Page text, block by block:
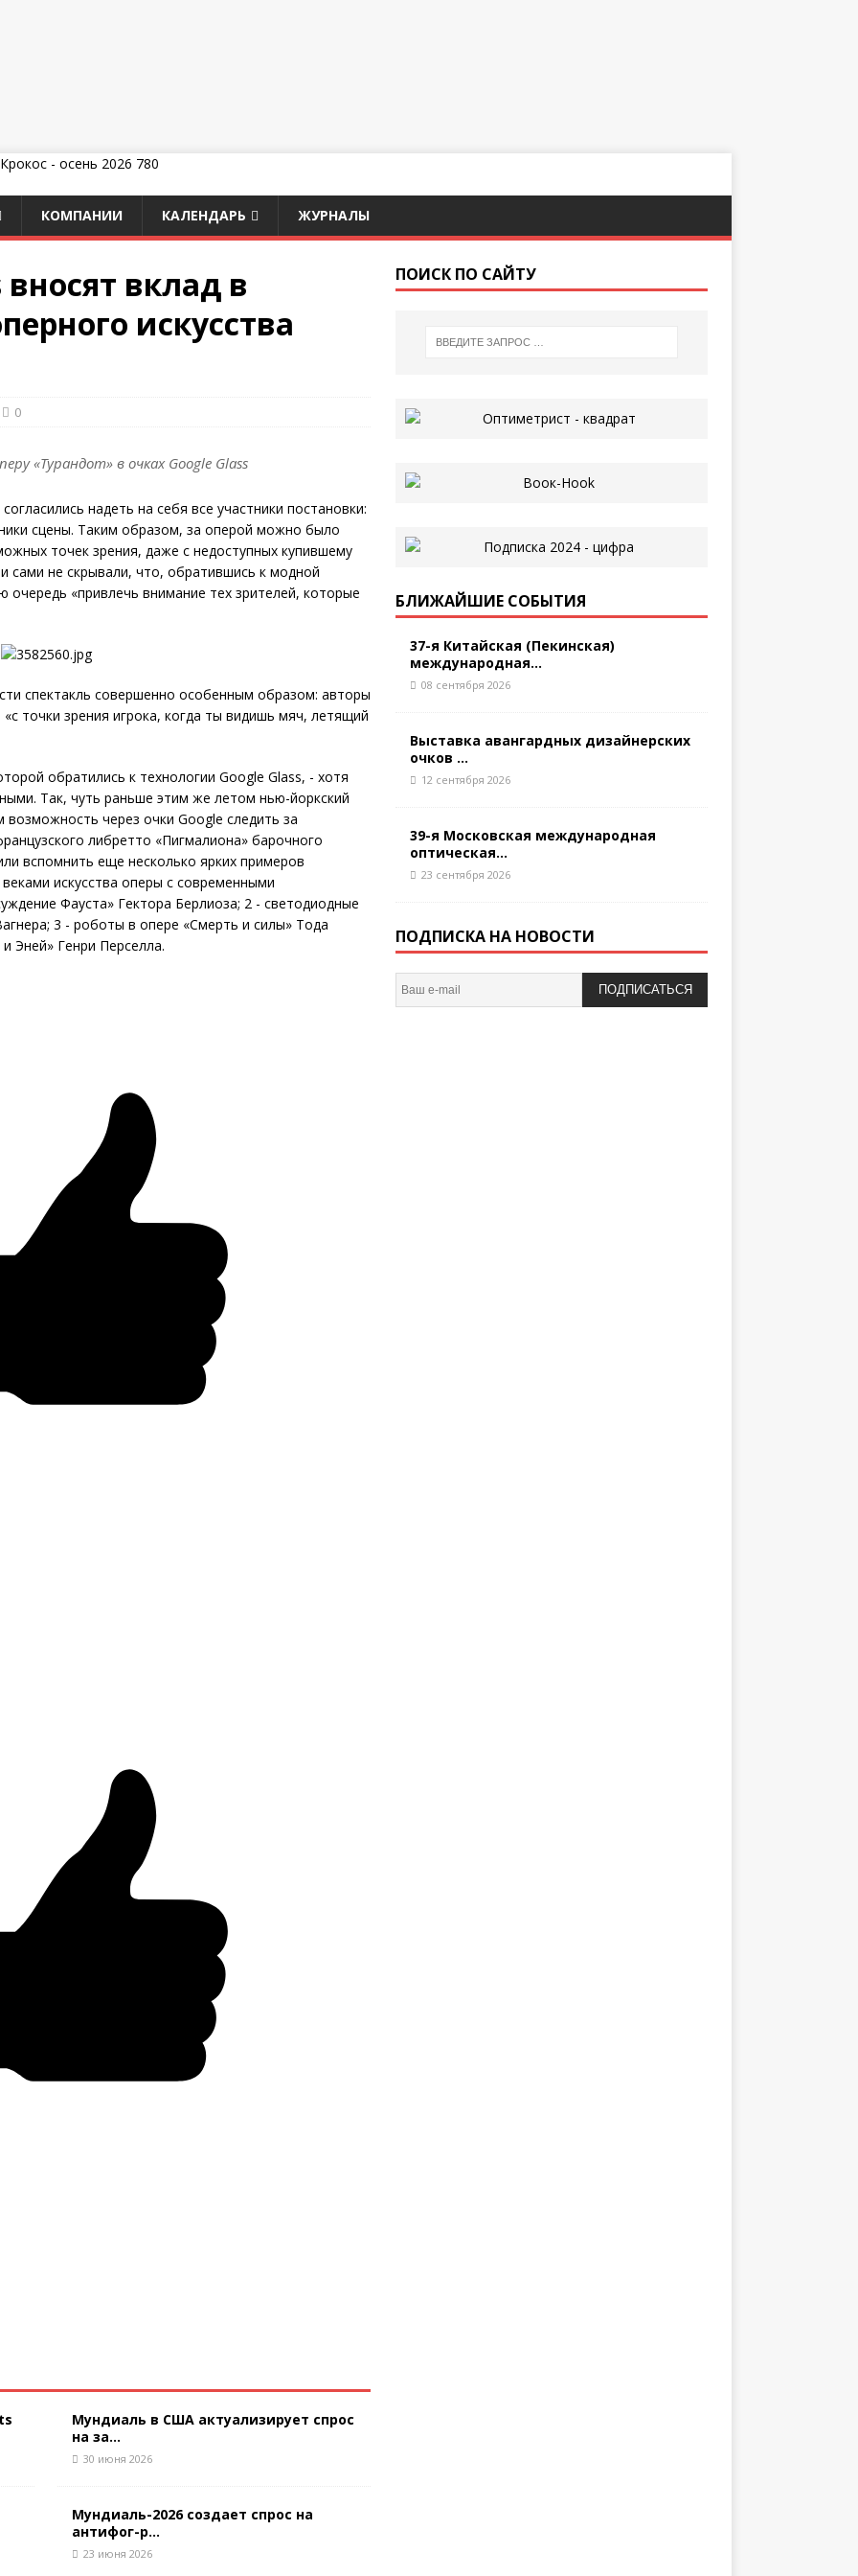
КОМПАНИИ КАЛЕНДАРЬ ЖУРНАЛЫ
вклад в
искусства
0
«Турандот» в очках Google Glass
надеть на себя все участники постановки:
сцены. Таким образом, за оперой можно было
точек зрения, даже с недоступных купившему
сами не скрывали, что, обратившись к модной
очередь «привлечь внимание тех зрителей, которые
спектакль совершенно особенным образом: авторы
точки зрения игрока, когда ты видишь мяч, летящий
обратились к технологии Google Glass, - хотя
Так, чуть раньше этим же летом нью-йоркский
возможность через очки Google следить за
либретто «Пигмалиона» барочного
вспомнить еще несколько ярких примеров
искусства оперы с современными
Фауста» Гектора Берлиоза; 2 - светодиодные
3 - роботы в опере «Смерть и силы» Тода
Эней» Генри Перселла.
Мундиаль в США актуализирует спрос
на за...
30 июня 2026
Мундиаль-2026 создает спрос на
антифог-р...
23 июня 2026
ПОИСК ПО САЙТУ
БЛИЖАЙШИЕ СОБЫТИЯ
37-я Китайская (Пекинская)
международная...
08 сентября 2026
Выставка авангардных дизайнерских
очков ...
12 сентября 2026
39-я Московская международная
оптическая...
23 сентября 2026
ПОДПИСКА НА НОВОСТИ
ПОДПИСАТЬСЯ